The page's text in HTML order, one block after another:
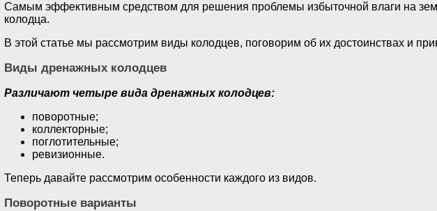
Самым эффективным средством для решения проблемы избыточной влаги на
колодца.
В этой статье мы рассмотрим виды колодцев, поговорим об их достоинствах и
Виды дренажных колодцев
Различают четыре вида дренажных колодцев:
поворотные;
коллекторные;
поглотительные;
ревизионные.
Теперь давайте рассмотрим особенности каждого из видов.
Поворотные варианты